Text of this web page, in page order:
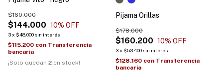
$144.000
$160.000
10% OFF
3x $48.000 sin interés
$115.200 con Transferencia
bancaria
¡Solo quedan 2 en stock!
Pijama Orillas
$160.200
$178.000
10% OFF
3x $53.400 sin interés
$128.160 con Transferencia
bancaria